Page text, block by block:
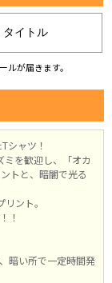
タイトル
が届きます。
シャツ！
ミを歓迎し、「オカ
トと、暗闇で光る
ント。
！
暗い所で一定時間発